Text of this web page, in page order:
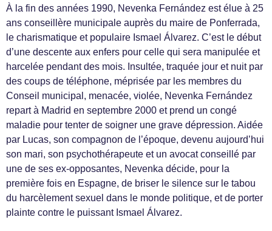
À la fin des années 1990, Nevenka Fernández est élue à 25
ans conseillère municipale auprès du maire de Ponferrada,
le charismatique et populaire Ismael Álvarez. C’est le début
d’une descente aux enfers pour celle qui sera manipulée et
harcelée pendant des mois. Insultée, traquée jour et nuit par
des coups de téléphone, méprisée par les membres du
Conseil municipal, menacée, violée, Nevenka Fernández
repart à Madrid en septembre 2000 et prend un congé
maladie pour tenter de soigner une grave dépression. Aidée
par Lucas, son compagnon de l’époque, devenu aujourd’hui
son mari, son psychothérapeute et un avocat conseillé par
une de ses ex-opposantes, Nevenka décide, pour la
première fois en Espagne, de briser le silence sur le tabou
du harcèlement sexuel dans le monde politique, et de porter
plainte contre le puissant Ismael Álvarez.